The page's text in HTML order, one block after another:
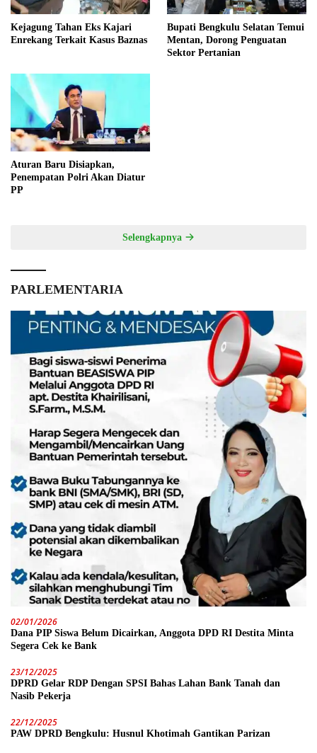
Kejagung Tahan Eks Kajari
Enrekang Terkait Kasus Baznas
Bupati Bengkulu Selatan Temui
Mentan, Dorong Penguatan
Sektor Pertanian
Aturan Baru Disiapkan,
Penempatan Polri Akan Diatur
PP
Selengkapnya
PARLEMENTARIA
02/01/2026
Dana PIP Siswa Belum Dicairkan, Anggota DPD RI Destita Minta
Segera Cek ke Bank
23/12/2025
DPRD Gelar RDP Dengan SPSI Bahas Lahan Bank Tanah dan
Nasib Pekerja
22/12/2025
PAW DPRD Bengkulu: Husnul Khotimah Gantikan Parizan